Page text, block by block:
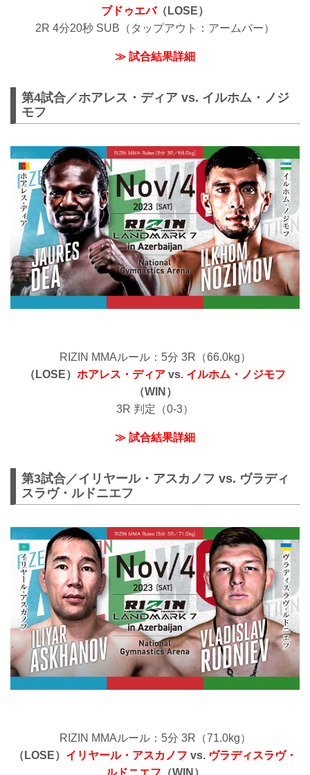
ブドゥエバ（LOSE）
2R 4分20秒 SUB（タップアウト：アームバー）
≫ 試合結果詳細
第4試合／ホアレス・ディア vs. イルホム・ノジ
モフ
RIZIN MMAルール：5分 3R（66.0kg）
（LOSE） ホアレス・ディア vs. イルホム・ノジモフ
（WIN）
3R 判定（0-3）
≫ 試合結果詳細
第3試合／イリヤール・アスカノフ vs. ヴラディ
スラヴ・ルドニエフ
RIZIN MMAルール：5分 3R（71.0kg）
（LOSE） イリヤール・アスカノフ vs. ヴラディスラヴ・